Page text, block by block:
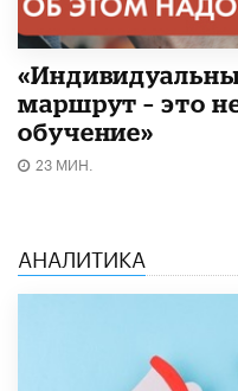
маршрут – это
обучение»
23 МИН.
АНАЛИТИКА